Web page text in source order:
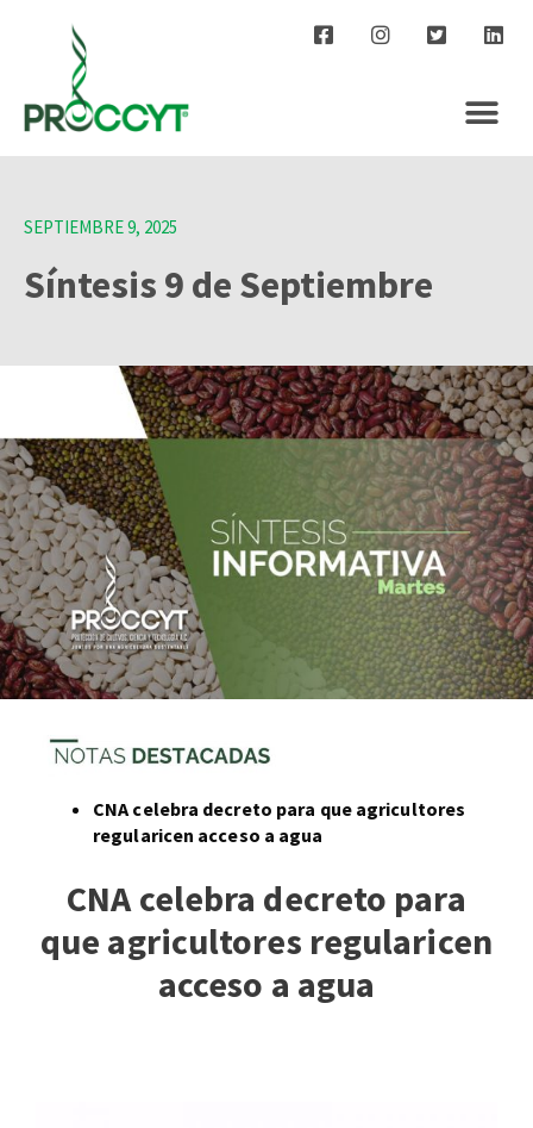
SEPTIEMBRE 9, 2025
Síntesis 9 de Septiembre
CNA celebra decreto para que agricultores
regularicen acceso a agua
CNA celebra decreto para
que agricultores regularicen
acceso a agua